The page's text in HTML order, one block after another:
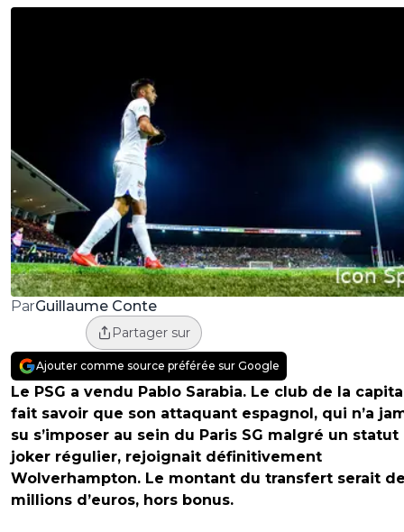
ParGuillaume Conte
Partager sur
Ajouter comme source préférée sur Google
Le PSG a vendu Pablo Sarabia. Le club de la
fait savoir que son attaquant espagnol, qui n’a
su s’imposer au sein du Paris SG malgré un statut
joker régulier, rejoignait définitivement
Wolverhampton. Le montant du transfert serait
millions d’euros, hors bonus.